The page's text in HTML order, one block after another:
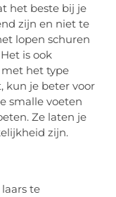
het beste bij je
zijn en niet te
lopen schuren
is ook
het type
kun je beter voor
smalle voeten
Ze laten je
zijn.
te